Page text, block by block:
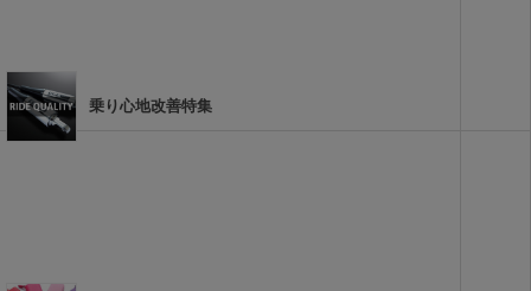
乗り心地改善特集